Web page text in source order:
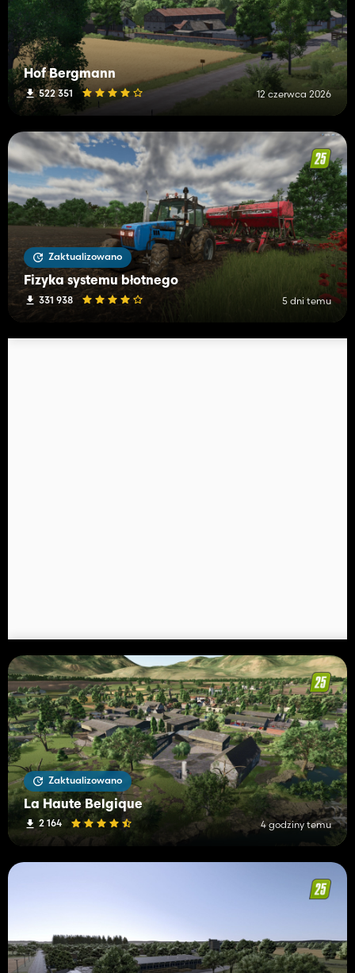
Hof Bergmann
522 351 12 czerwca 2026
Zaktualizowano
Fizyka systemu błotnego
331 938 5 dni temu
Zaktualizowano
La Haute Belgique
2 164 4 godziny temu